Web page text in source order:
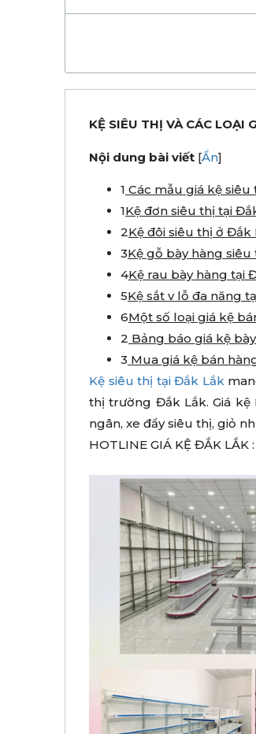
KỆ SIÊU THỊ VÀ CÁC LOẠI
Nội dung bài viết [Ẩn]
1 Các mẫu giá kệ
1Kệ đơn siêu thị tại
2Kệ đôi siêu thị ở Đắk
3Kệ gỗ bày hàng
4Kệ rau bày hàng tại
5Kệ sắt v lỗ đa năng
6Một số loại giá kệ
2 Bảng báo giá kệ
3 Mua giá kệ bán
Kệ siêu thị tại Đắk Lắk
thị trường Đắk Lắk. Giá
ngân, xe đẩy siêu thị, giỏ
HOTLINE GIÁ KỆ ĐẮK LẮK